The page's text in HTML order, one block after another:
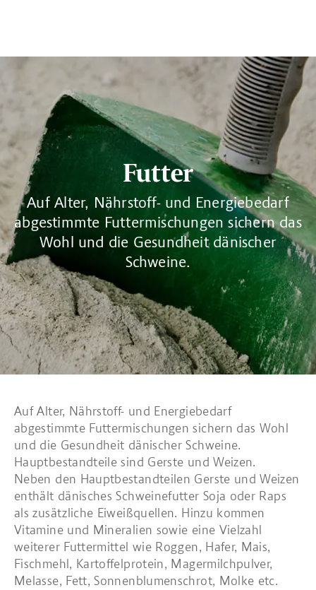
Futter
Auf Alter, Nährstoff- und Energiebedarf
abgestimmte Futtermischungen sichern das
Wohl und die Gesundheit dänischer
Schweine.
Auf Alter, Nährstoff- und Energiebedarf
abgestimmte Futtermischungen sichern das Wohl
und die Gesundheit dänischer Schweine.
Hauptbestandteile sind Gerste und Weizen.
Neben den Hauptbestandteilen Gerste und Weizen
enthält dänisches Schweinefutter Soja oder Raps
als zusätzliche Eiweißquellen. Hinzu kommen
Vitamine und Mineralien sowie eine Vielzahl
weiterer Futtermittel wie Roggen, Hafer, Mais,
Fischmehl, Kartoffelprotein, Magermilchpulver,
Melasse, Fett, Sonnenblumenschrot, Molke etc.